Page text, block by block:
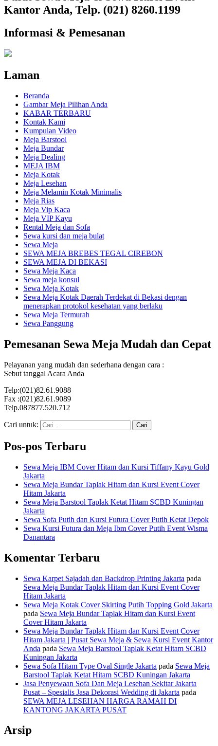
Kantor Anda, Telp. (021) 8260.1199
Informasi & Pemesanan
Laman
Beranda
Gambar Meja Pilihan Anda
KABAR TERBARU
Kontak Kami
Kumpulan Video
Meja Barstool
Meja Bundar
Meja Dealing
MEJA IBM
Meja Kotak
Meja Lesehan
Meja Melamin Kotak Minimalis
Meja Rias
Meja Vip Kaca
Meja VIP Kayu
Rental Meja dan Sofa
Sewa kursi dan meja bulat
Sewa Meja
SEWA MEJA BREBES TEGAL CIREBON
SEWA MEJA DI BEKASI
Sewa Meja Kaca
Sewa meja konsul
Sewa Meja Kotak
Sewa Meja Kotak Daerah Terdekat di Bekasi dengan
menerapkan protokol kesehatan yang berlaku
Sewa Meja Termurah
Sewa Panggung
Pemesanan Sewa Meja Mudah dan Cepat
Pelayanan yang mudah dan sederhana dengan cara :
Sebut tanggal Acara Anda
Telp:(021)82.61.9088
Fax :(021)82.61.9089
Telp.087877.520.712
Cari untuk:
Pos-pos Terbaru
Sewa Meja IBM Cover Hitam dan Kursi Tiffany Kayu Gold
Jakarta
Sewa Meja Bundar Taplak Hitam dan Kursi Event Cover
Hitam Jakarta
Sewa Meja Barstool Taplak Ketat Hitam SCBD Kuningan
Jakarta
Sewa Sofa Putih dan Kursi Futura Cover Putih Ketat Depok
Sewa Kursi Futura dan Meja Ibm Cover Putih Event Wisma
Danantara
Komentar Terbaru
Sewa Karpet Sajadah dan Backdrop Printing Jakarta pada
Sewa Meja Bundar Taplak Hitam dan Kursi Event Cover
Hitam Jakarta
Sewa Meja Kotak Cover Skirting Putih Topping Gold Jakarta
pada Sewa Meja Bundar Taplak Hitam dan Kursi Event
Cover Hitam Jakarta
Sewa Meja Bundar Taplak Hitam dan Kursi Event Cover
Hitam Jakarta | Pusat Sewa Meja & Sewa Kursi Event Kantor
Anda pada Sewa Meja Barstool Taplak Ketat Hitam SCBD
Kuningan Jakarta
Sewa Sofa Hitam Type Oval Single Jakarta pada Sewa Meja
Barstool Taplak Ketat Hitam SCBD Kuningan Jakarta
Jasa Penyewaan Sofa Dan Meja Lesehan Sekitar Jakarta
Pusat – Spesialis Jasa Dekorasi Wedding di Jakarta pada
SEWA MEJA LESEHAN HARGA RAMAH DI
KANTONG JAKARTA PUSAT
Arsip